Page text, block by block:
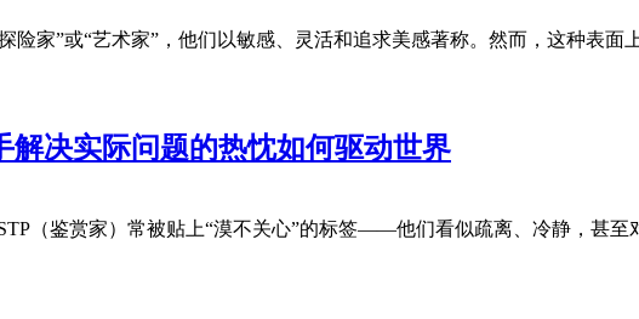
家”或“艺术家”，他们以敏感、灵活和追求美感著称。然而，这种表面
决实际问题的热忱如何驱动世界
（鉴赏家）常被贴上“漠不关心”的标签——他们看似疏离、冷静，甚至